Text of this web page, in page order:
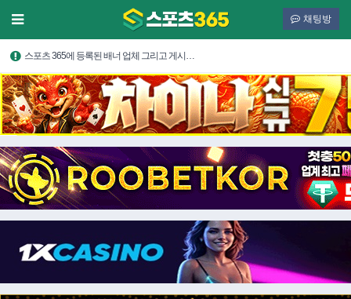
채팅방
스포츠 365에 등록된 배너 업체 그리고 게시…